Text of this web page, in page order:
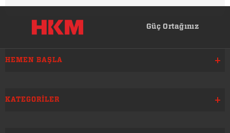
Güç Ortağınız
HEMEN BAŞLA
KATEGORILER